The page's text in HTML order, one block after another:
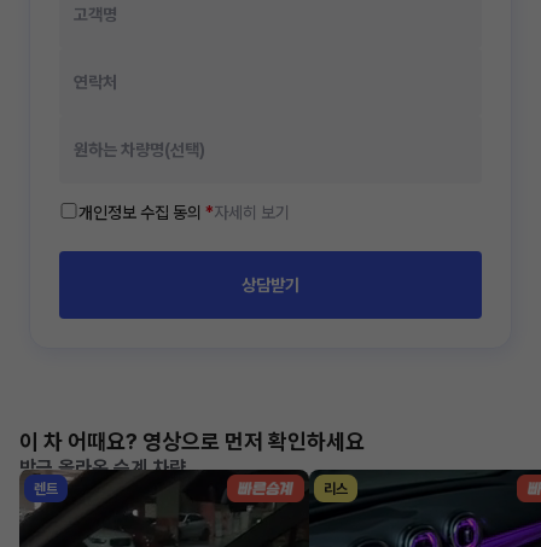
개인정보 수집 동의 *자세히 보기
상담받기
이 차 어때요? 영상으로 먼저 확인하세요
방금 올라온 승계 차량
렌트 리스